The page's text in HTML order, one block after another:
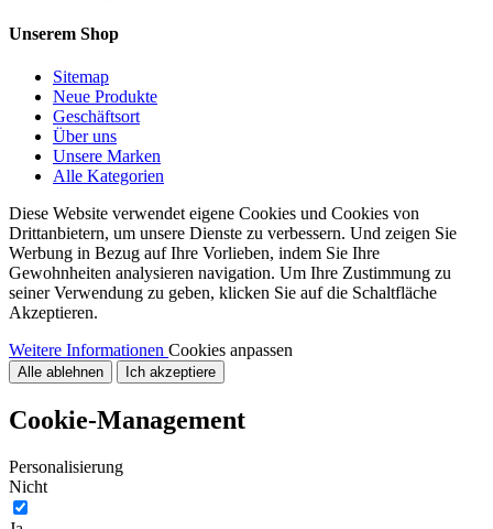
Unserem Shop
Sitemap
Neue Produkte
Geschäftsort
Über uns
Unsere Marken
Alle Kategorien
Diese Website verwendet eigene Cookies und Cookies von
Drittanbietern, um unsere Dienste zu verbessern. Und zeigen Sie
Werbung in Bezug auf Ihre Vorlieben, indem Sie Ihre
Gewohnheiten analysieren navigation. Um Ihre Zustimmung zu
seiner Verwendung zu geben, klicken Sie auf die Schaltfläche
Akzeptieren.
Weitere Informationen Cookies anpassen
Alle ablehnen Ich akzeptiere
Cookie-Management
Personalisierung
Nicht